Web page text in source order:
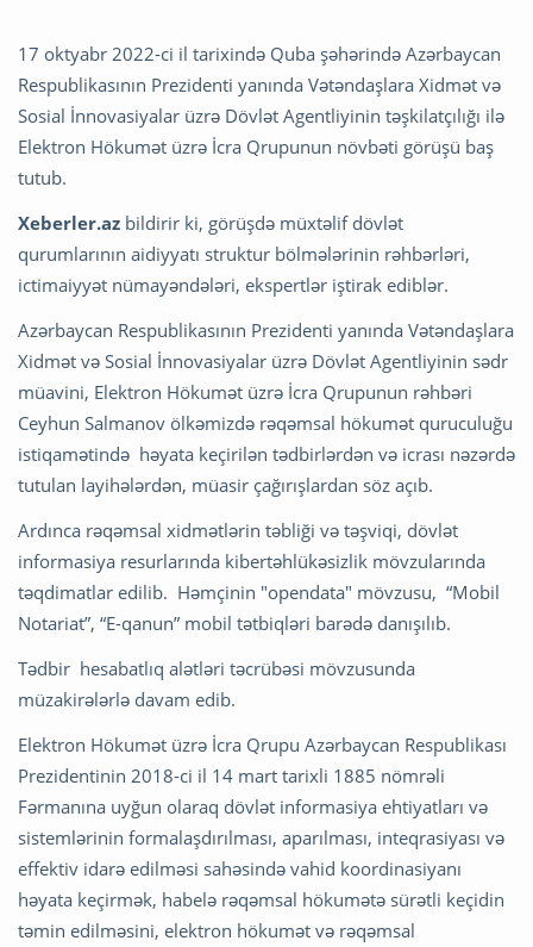
17 oktyabr 2022-ci il tarixində Quba şəhərində Azərbaycan
Respublikasının Prezidenti yanında Vətəndaşlara Xidmət və
Sosial İnnovasiyalar üzrə Dövlət Agentliyinin təşkilatçılığı ilə
Elektron Hökumət üzrə İcra Qrupunun növbəti görüşü baş
tutub.
Xeberler.az bildirir ki, görüşdə müxtəlif dövlət
qurumlarının aidiyyatı struktur bölmələrinin rəhbərləri,
ictimaiyyət nümayəndələri, ekspertlər iştirak ediblər.
Azərbaycan Respublikasının Prezidenti yanında Vətəndaşlara
Xidmət və Sosial İnnovasiyalar üzrə Dövlət Agentliyinin sədr
müavini, Elektron Hökumət üzrə İcra Qrupunun rəhbəri
Ceyhun Salmanov ölkəmizdə rəqəmsal hökumət quruculuğu
istiqamətində həyata keçirilən tədbirlərdən və icrası nəzərdə
tutulan layihələrdən, müasir çağırışlardan söz açıb.
Ardınca rəqəmsal xidmətlərin təbliği və təşviqi, dövlət
informasiya resurlarında kibertəhlükəsizlik mövzularında
təqdimatlar edilib. Həmçinin "opendata" mövzusu, “Mobil
Notariat”, “E-qanun” mobil tətbiqləri barədə danışılıb.
Tədbir hesabatlıq alətləri təcrübəsi mövzusunda
müzakirələrlə davam edib.
Elektron Hökumət üzrə İcra Qrupu Azərbaycan Respublikası
Prezidentinin 2018-ci il 14 mart tarixli 1885 nömrəli
Fərmanına uyğun olaraq dövlət informasiya ehtiyatları və
sistemlərinin formalaşdırılması, aparılması, inteqrasiyası və
effektiv idarə edilməsi sahəsində vahid koordinasiyanı
həyata keçirmək, habelə rəqəmsal hökumətə sürətli keçidin
təmin edilməsini, elektron hökumət və rəqəmsal